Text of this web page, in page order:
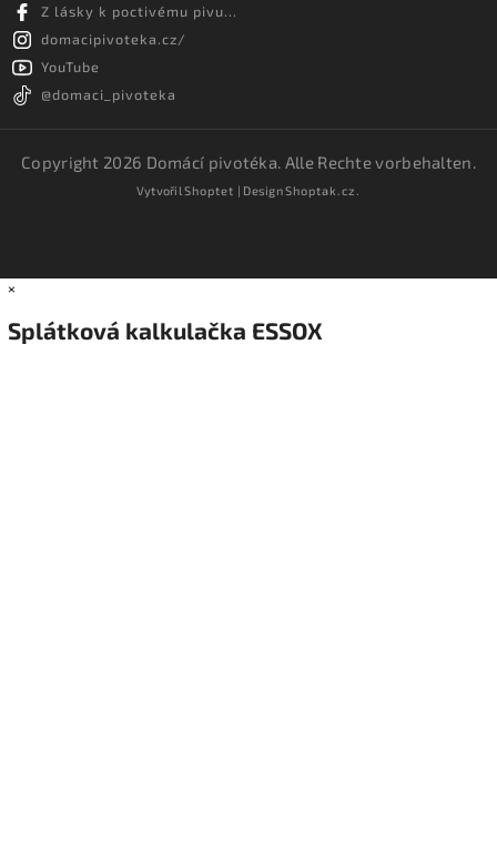
Z lásky k poctivému pivu...
domacipivoteka.cz/
YouTube
@domaci_pivoteka
Copyright 2026 Domácí pivotéka. Alle Rechte vorbehalten.
VytvořilShoptet | DesignShoptak.cz.
×
Splátková kalkulačka ESSOX